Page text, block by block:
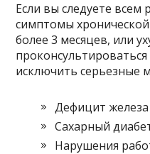
Если вы следуете
симптомы хронической
более 3 месяцев, или
исключить серьезные
Дефицит
Сахарный
Нарушения